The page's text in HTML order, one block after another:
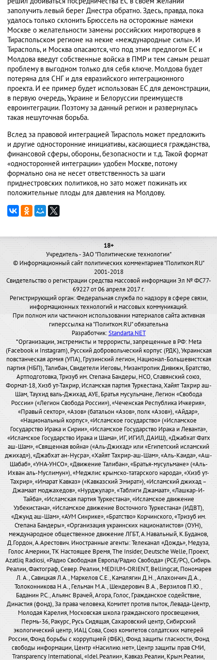
заполучить левый берег Днестра обратно. Здесь, правда, пока
удалось только склонить Брюссель на осторожные намеки
Москве о желательности замены российских миротворцев в
Тираспольском регионе на некие «международные силы». И
Тирасполь, и Москва опасаются, что под этим предлогом ЕС и
Молдова введут собственные войска в ПМР и тем самым решат
проблему в выгодном только для себя ключе. Молдова будет
потеряна для СНГ и для евразийского интеграционного
проекта. И ее пример будет использован ЕС для демонстрации,
в первую очередь, Украине и Белоруссии преимуществ
евроинтеграции. Поэтому за данный регион и развернулась
такая нешуточная борьба.
Вслед за правовой интеграцией Тирасполь может предложить
и другие односторонние инициативы, касающиеся гражданства,
финансовой сферы, обороны, безопасности и т.д. Такой формат
«односторонней интеграции» удобен Москве, потому
формально она не несет ответственность за шаги
приднестровских политиков, но зато может пожинать их
положительные плоды для давления на Молдову.
18+
Учредитель - ЗАО "Политические технологии"
© Информационный сайт политических комментариев "Политком.RU"
2001-2018
Свидетельство о регистрации средства массовой информации Эл № ФС77-
69227 от 06 апреля 2017 г.
Регистрирующий орган: Федеральная служба по надзору в сфере связи,
информационных технологий и массовых коммуникаций.
При полном или частичном использовании материалов сайта активная
гиперссылка на "Политком.RU" обязательна
Разработчик:Standarta.NET
*Организации, экстремисты и террористы, запрещенные в РФ: Meta
(Facebook и Instagram), Русский добровольческий корпус (РДК), Украинская
повстанческая армия (УПА), Грузинский легион, Национал-Большевистская
партия (НБП), Талибан, Свидетели Иеговы, Мизантропик Дивижн, Братство,
Артподготовка, Тризуб им. Степана Бандеры, НСО, Славянский союз,
Формат-18, Хизб ут-Тахрир, Исламская партия Туркестана, Хайят Тахрир аш-
Шам, Таухид валь-Джихад, АУЕ, Братья мусульмане, Легион «Свобода
России» («Легион Свобода России»), «Чеченская Республика Ичкерия»,
«Правый сектор», «Азов» (батальон «Азов», полк «Азов»), «Айдар»,
«Национальный корпус», «Исламское государство» («Исламское
Государство Ирака и Сирии», «Исламское Государство Ирака и Леванта»,
«Исламское Государство Ирака и Шама», ИГ, ИГИЛ, ДАИШ), «Джабхат Фатх
аш-Шам», «Священная война» («Аль-Джихад» или «Египетский исламский
джихад»), «Джабхат ан-Нусра», «Хайят Тахрир-аш-Шам», «Аль-Каида», «Аш-
Шабаб», «УНА-УНСО», «Движение Талибан», «Братья-мусульмане» («Аль-
Ихван аль-Муслимун»), «Меджлис крымско-татарского народа», «Хизб ут-
Тахрир», «Имарат Кавказ» («Кавказский Эмират»), «Исламский джихад –
Джамаат моджахедов», «Нурджулар», «Таблиги Джамаат», «Лашкар-И-
Тайба», «Исламская партия Туркестана», «Исламское движение
Узбекистана», «Исламское движение Восточного Туркестана» (ИДВТ),
«Джунд аш-Шам», «АУМ Синрике», «Братство» Корчинского, «Тризуб им.
Степана Бандеры», «Организация украинских националистов» (ОУН),
международное общественное движение ЛГБТ, А.Навальный, К.Буданов,
Д.Гордон, А.Арестович. Иностранные агенты: Телеканал «Дождь», Медуза,
Голос Америки, ТК Настоящее Время, The Insider, Deutsche Welle, Проект,
Azatliq Radiosi, «Радио Свободная Европа/Радио Свобода» (PCE/PC), Сибирь.
Реалии, Фактограф, Север. Реалии, MEDIUM-ORIENT, Bellingcat, Пономарев
Л. А., Савицкая Л.А., Маркелов С.Е., Камалягин Д.Н., Апахончич Д.А.,
Толоконникова Н.А., Гельман М.А., Шендерович В.А., Верзилов П.Ю.,
Баданин Р.С., Альянс Врачей, Агора, Голос, Гражданское содействие,
Династия (фонд), За права человека, Комитет против пыток, Левада-Центр,
Молодая Карелия, Московская школа гражданского просвещения,
Пермь-36, Ракурс, Русь Сидящая, Сахаровский центр, Сибирский
экологический центр, ИАЦ Сова, Союз комитетов солдатских матерей
России, Фонд борьбы с коррупцией (ФБК), Фонд защиты гласности, Фонд
свободы информации, Центр «Насилию.нет», Центр защиты прав СМИ,
Transparency International, «Idel.Реалии», Кавказ.Реалии, Крым.Реалии,